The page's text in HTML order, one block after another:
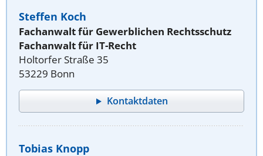
Steffen Koch
Fachanwalt für Gewerblichen Rechtsschutz
Fachanwalt für IT-Recht
Holtorfer Straße 35
53229 Bonn
Kontaktdaten
Tobias Knopp